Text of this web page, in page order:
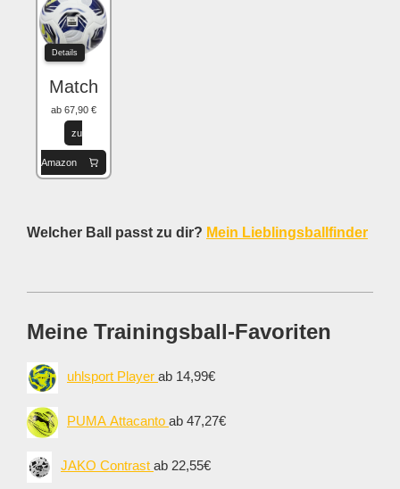
Details
Match
ab 67,90 €
zu
Amazon
Welcher Ball passt zu dir? Mein Lieblingsballfinder
Meine Trainingsball-Favoriten
uhlsport Player ab 14,99€
PUMA Attacanto ab 47,27€
JAKO Contrast ab 22,55€